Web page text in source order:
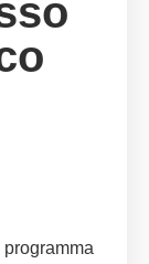
programma